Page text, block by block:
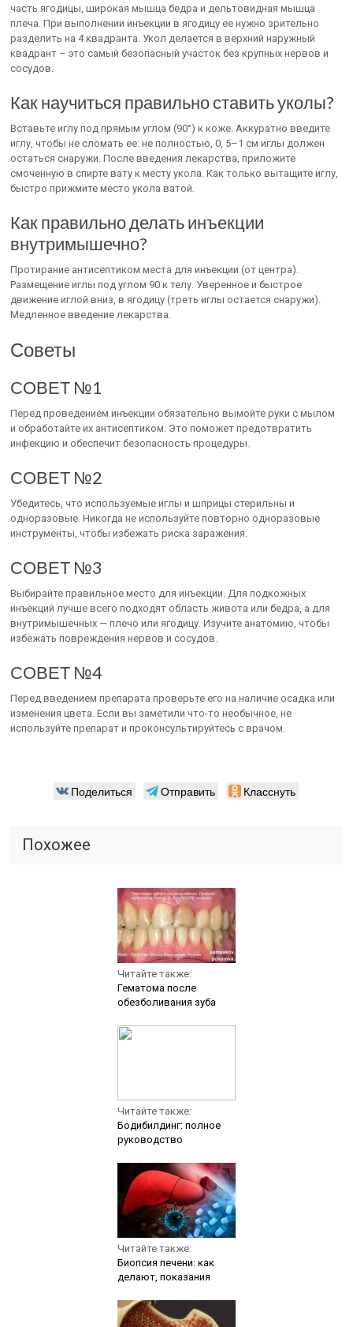
часть ягодицы, широкая мышца бедра и дельтовидная мышца
плеча. При выполнении инъекции в ягодицу ее нужно зрительно
разделить на 4 квадранта. Укол делается в верхний наружный
квадрант – это самый безопасный участок без крупных нервов и
сосудов.
Как научиться правильно ставить уколы?
Вставьте иглу под прямым углом (90°) к коже. Аккуратно введите
иглу, чтобы не сломать ее: не полностью, 0, 5–1 см иглы должен
остаться снаружи. После введения лекарства, приложите
смоченную в спирте вату к месту укола. Как только вытащите иглу,
быстро прижмите место укола ватой.
Как правильно делать инъекции
внутримышечно?
Протирание антисептиком места для инъекции (от центра).
Размещение иглы под углом 90 к телу. Уверенное и быстрое
движение иглой вниз, в ягодицу (треть иглы остается снаружи).
Медленное введение лекарства.
Советы
СОВЕТ №1
Перед проведением инъекции обязательно вымойте руки с мылом
и обработайте их антисептиком. Это поможет предотвратить
инфекцию и обеспечит безопасность процедуры.
СОВЕТ №2
Убедитесь, что используемые иглы и шприцы стерильны и
одноразовые. Никогда не используйте повторно одноразовые
инструменты, чтобы избежать риска заражения.
СОВЕТ №3
Выбирайте правильное место для инъекции. Для подкожных
инъекций лучше всего подходят область живота или бедра, а для
внутримышечных — плечо или ягодицу. Изучите анатомию, чтобы
избежать повреждения нервов и сосудов.
СОВЕТ №4
Перед введением препарата проверьте его на наличие осадка или
изменения цвета. Если вы заметили что-то необычное, не
используйте препарат и проконсультируйтесь с врачом.
Поделиться Отправить Класснуть
Похожее
Читайте также:
Гематома после
обезболивания зуба
Читайте также:
Бодибилдинг: полное
руководство
Читайте также:
Биопсия печени: как
делают, показания